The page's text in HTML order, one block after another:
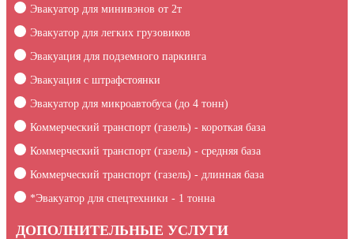
Эвакуатор для минивэнов от 2т
Эвакуатор для легких грузовиков
Эвакуация для подземного паркинга
Эвакуация c штрафстоянки
Эвакуатор для микроавтобуса (до 4 тонн)
Коммерческий транспорт (газель) - короткая база
Коммерческий транспорт (газель) - средняя база
Коммерческий транспорт (газель) - длинная база
*Эвакуатор для спецтехники - 1 тонна
ДОПОЛНИТЕЛЬНЫЕ УСЛУГИ